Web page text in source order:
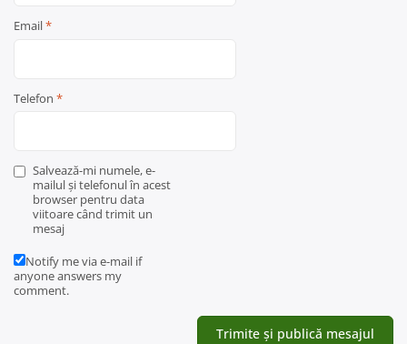
Email*
Telefon *
Salvează-mi numele, e-
mailul și telefonul în acest
browser pentru data
viitoare când trimit un
mesaj
Notify me via e-mail if
anyone answers my
comment.